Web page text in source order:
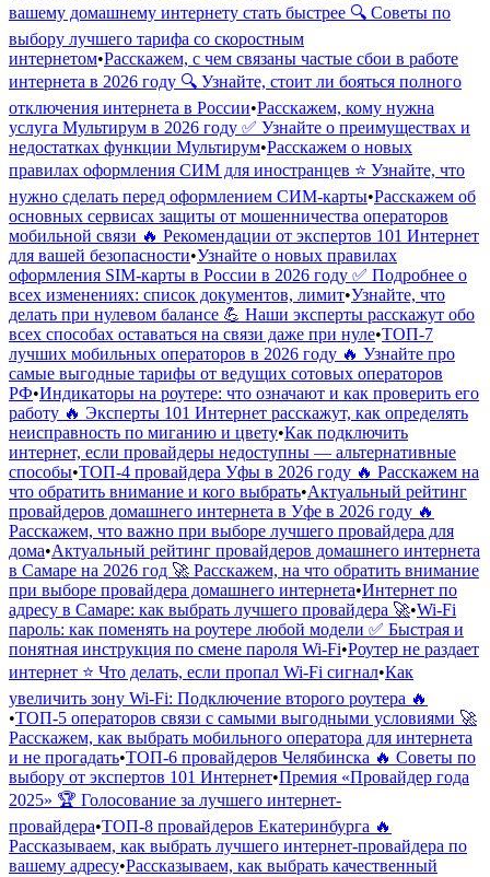
вашему домашнему интернету стать быстрее 🔍 Советы по
выбору лучшего тарифа со скоростным
интернетом•Расскажем, с чем связаны частые сбои в работе
интернета в 2026 году 🔍 Узнайте, стоит ли бояться полного
отключения интернета в России•Расскажем, кому нужна
услуга Мультирум в 2026 году ✅ Узнайте о преимуществах и
недостатках функции Мультирум•Расскажем о новых
правилах оформления СИМ для иностранцев ⭐️ Узнайте, что
нужно сделать перед оформлением СИМ-карты•Расскажем об
основных сервисах защиты от мошенничества операторов
мобильной связи 🔥 Рекомендации от экспертов 101 Интернет
для вашей безопасности•Узнайте о новых правилах
оформления SIM-карты в России в 2026 году ✅ Подробнее о
всех изменениях: список документов, лимит•Узнайте, что
делать при нулевом балансе 💪 Наши эксперты расскажут обо
всех способах оставаться на связи даже при нуле•ТОП-7
лучших мобильных операторов в 2026 году 🔥 Узнайте про
самые выгодные тарифы от ведущих сотовых операторов
РФ•Индикаторы на роутере: что означают и как проверить его
работу 🔥 Эксперты 101 Интернет расскажут, как определять
неисправность по миганию и цвету•Как подключить
интернет, если провайдеры недоступны — альтернативные
способы•ТОП-4 провайдера Уфы в 2026 году 🔥 Расскажем на
что обратить внимание и кого выбрать•Актуальный рейтинг
провайдеров домашнего интернета в Уфе в 2026 году 🔥
Расскажем, что важно при выборе лучшего провайдера для
дома•Актуальный рейтинг провайдеров домашнего интернета
в Самаре на 2026 год 🚀 Расскажем, на что обратить внимание
при выборе провайдера домашнего интернета•Интернет по
адресу в Самаре: как выбрать лучшего провайдера 🚀•Wi-Fi
пароль: как поменять на роутере любой модели ✅ Быстрая и
понятная инструкция по смене пароля Wi-Fi•Роутер не раздает
интернет ⭐ Что делать, если пропал Wi-Fi сигнал•Как
увеличить зону Wi-Fi: Подключение второго роутера 🔥
•ТОП-5 операторов связи с самыми выгодными условиями 🚀
Расскажем, как выбрать мобильного оператора для интернета
и не прогадать•ТОП-6 провайдеров Челябинска 🔥 Советы по
выбору от экспертов 101 Интернет•Премия «Провайдер года
2025» 🏆 Голосование за лучшего интернет-
провайдера•ТОП-8 провайдеров Екатеринбурга 🔥
Рассказываем, как выбрать лучшего интернет-провайдера по
вашему адресу•Рассказываем, как выбрать качественный